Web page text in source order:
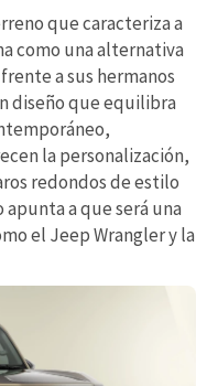
que caracteriza a
como una alternativa
a sus hermanos
diseño que equilibra
la personalización,
redondos de estilo
a que será una
el Jeep Wrangler y la